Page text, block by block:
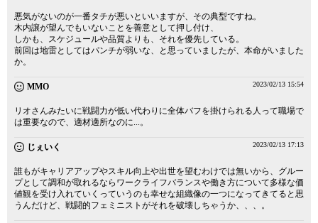
悪気がないのが一番タチが悪いといいますが、その典型ですね。
木内譲が望んでもいないことを善意として押し付け、
しかも、スケジュールや品質よりも、それを優先している。
前回は地雷としてはパンチが弱いな、と思っていましたが、本命がいました
か。
MMO 2023/02/13 15:54
リオさんみたいに戦闘力が低い代わりに全体バフを掛けられる人って職場で
は重要なので、適材適所なのに...。
じぇいく 2023/02/13 17:13
誰もがキャリアアップやスキル向上や出世を望むわけでは無いから、グルー
プとして調和が取れるならワークライフバランスや働き方について多様な価
値観を受け入れていくっていうのも幸せな組織像の一つになってきてると思
うんだけど、戦闘的フェミニストがそれを破壊しちゃうか、、、。